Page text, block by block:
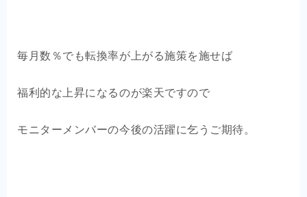
毎月数％でも転換率が上がる施策を施せば
福利的な上昇になるのが楽天ですので
モニターメンバーの今後の活躍に乞うご期待。